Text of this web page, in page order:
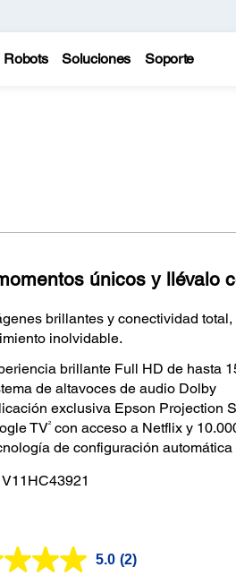
Robots Soluciones Soporte
únicos y llévalo
brillantes y conectividad
inolvidable.
brillante Full HD de hasta
de altavoces de audio Dolby
exclusiva Epson Projection
TV2con acceso a Netflix y
de configuración
V11HC43921
5.0 Lea
(2)